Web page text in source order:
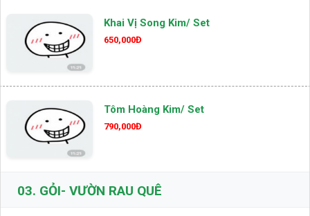
Khai Vị Song Kim/ Set
650,000Đ
Tôm Hoàng Kim/ Set
790,000Đ
03. GỎI- VƯỜN RAU QUÊ